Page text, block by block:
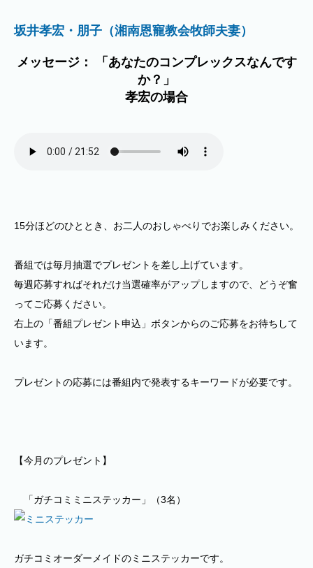
坂井孝宏・朋子（湘南恩寵教会牧師夫妻）
メッセージ： 「あなたのコンプレックスなんです
か？」
孝宏の場合
15分ほどのひととき、お二人のおしゃべりでお楽しみください。
番組では毎月抽選でプレゼントを差し上げています。
毎週応募すればそれだけ当選確率がアップしますので、どうぞ奮
ってご応募ください。
右上の「番組プレゼント申込」ボタンからのご応募をお待ちして
います。
プレゼントの応募には番組内で発表するキーワードが必要です。
【今月のプレゼント】
「ガチコミミニステッカー」（3名）
ガチコミオーダーメイドのミニステッカーです。